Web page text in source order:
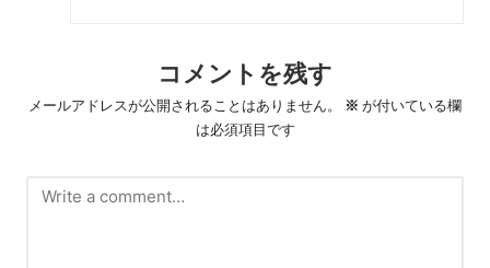
コメントを残す
メールアドレスが公開されることはありません。 ※ が付いている欄
は必須項目です